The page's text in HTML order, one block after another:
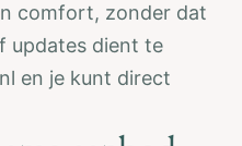
comfort, zonder dat
updates dient te
en je kunt direct